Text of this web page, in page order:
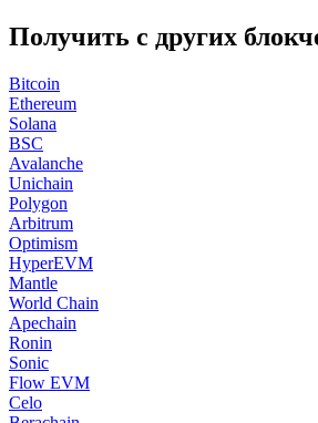
Получить с других
Bitcoin
Ethereum
Solana
BSC
Avalanche
Unichain
Polygon
Arbitrum
Optimism
HyperEVM
Mantle
World Chain
Apechain
Ronin
Sonic
Flow EVM
Celo